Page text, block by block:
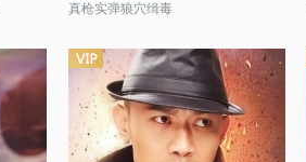
真枪实弹狼穴缉毒